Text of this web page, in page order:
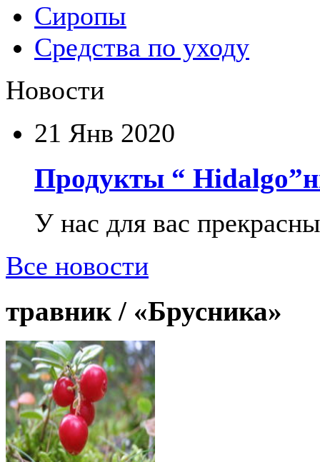
Сиропы
Средства по уходу
Новости
21 Янв 2020
Продукты “
У нас для вас
Все новости
травник / «Брусника»